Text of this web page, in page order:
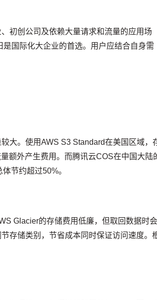
初创公司及依赖大量请求和流量的应用场
国际化大企业的首选。用户应结合自身需
大。使用AWS S3 Standard在美国区域，
额外产生费用。而腾讯云COS在中国大陆
节约超过50%。
Glacier的存储费用低廉，但取回数据时
存储类别，节省成本同时保证访问速度。